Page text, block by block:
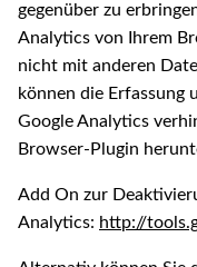
gegenüber zu
Analytics von Ihrem
nicht mit anderen
können die Erfassung
Google Analytics
Browser-Plugin
Add On zur
Analytics: http://